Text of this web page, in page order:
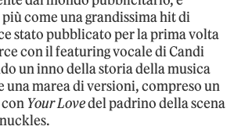
come una grandissima hit di
stato pubblicato per la prima volta
con il featuring vocale di Candi
un inno della storia della musica
una marea di versioni, compreso un
Your Lovedel padrino della scena